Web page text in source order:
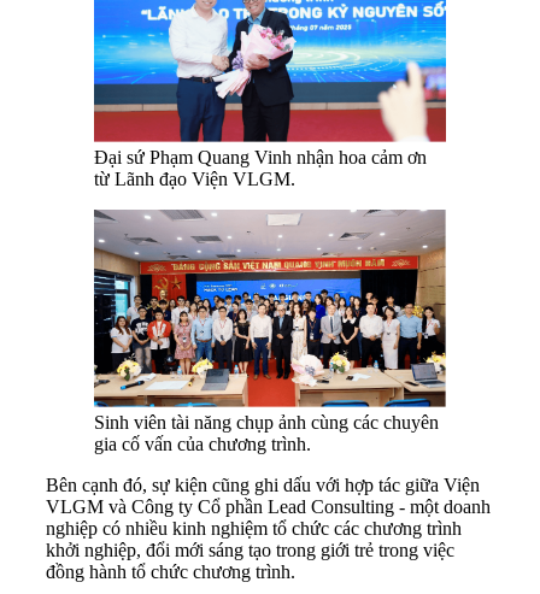
Đại sứ Phạm Quang Vinh nhận hoa cảm ơn
từ Lãnh đạo Viện VLGM.
Sinh viên tài năng chụp ảnh cùng các chuyên
gia cố vấn của chương trình.
Bên cạnh đó, sự kiện cũng ghi dấu với hợp tác giữa Viện
VLGM và Công ty Cổ phần Lead Consulting - một doanh
nghiệp có nhiều kinh nghiệm tổ chức các chương trình
khởi nghiệp, đổi mới sáng tạo trong giới trẻ trong việc
đồng hành tổ chức chương trình.